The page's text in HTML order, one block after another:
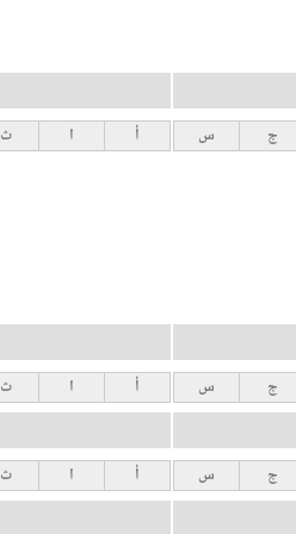
ج س أ ا ث
ج س أ ا ث
ج س أ ا ث